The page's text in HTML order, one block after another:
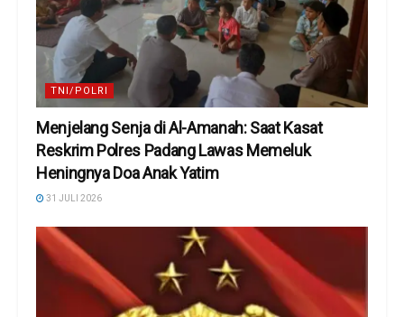
TNI/POLRI
Menjelang Senja di Al-Amanah: Saat Kasat
Reskrim Polres Padang Lawas Memeluk
Heningnya Doa Anak Yatim
31 JULI 2026